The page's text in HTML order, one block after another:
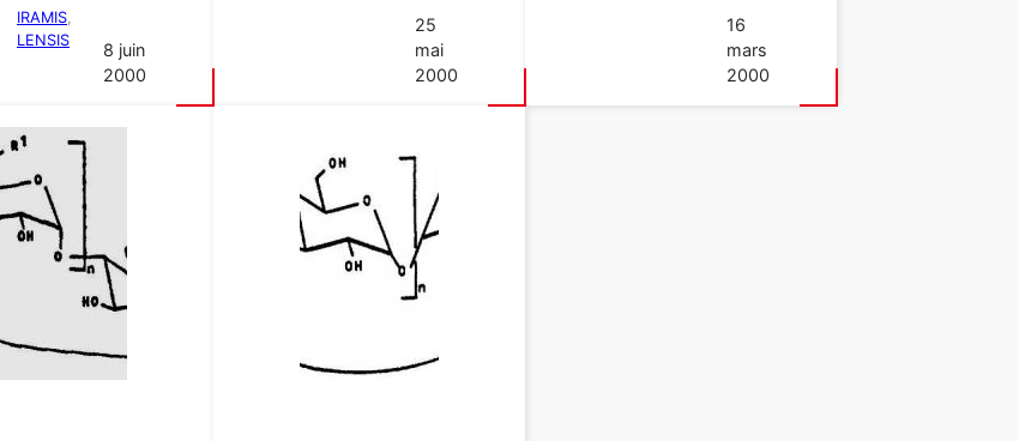
IRAMIS
LENSIS
8 juin
2000
25
mai
2000
16
mars
2000